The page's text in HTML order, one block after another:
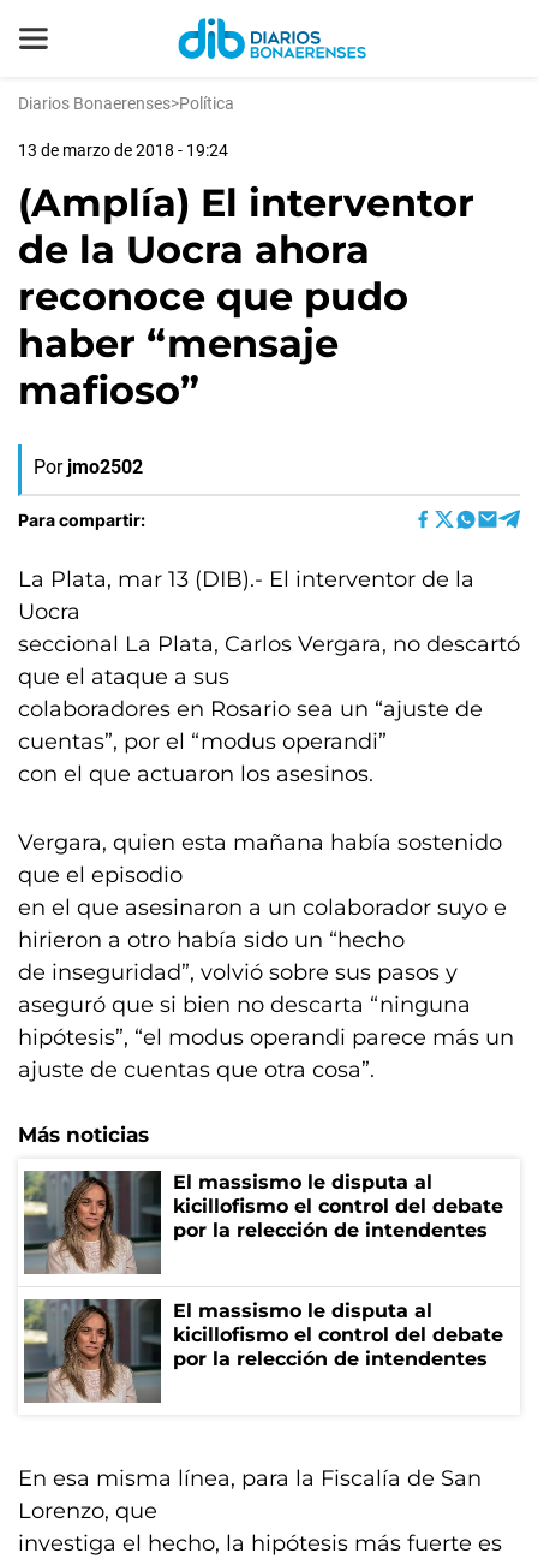
Diarios Bonaerenses>Política
13 de marzo de 2018 - 19:24
(Amplía) El interventor
de la Uocra ahora
reconoce que pudo
haber “mensaje
mafioso”
Por jmo2502
Para compartir:
La Plata, mar 13 (DIB).- El interventor de la
Uocra
seccional La Plata, Carlos Vergara, no descartó
que el ataque a sus
colaboradores en Rosario sea un “ajuste de
cuentas”, por el “modus operandi”
con el que actuaron los asesinos.
Vergara, quien esta mañana había sostenido
que el episodio
en el que asesinaron a un colaborador suyo e
hirieron a otro había sido un “hecho
de inseguridad”, volvió sobre sus pasos y
aseguró que si bien no descarta “ninguna
hipótesis”, “el modus operandi parece más un
ajuste de cuentas que otra cosa”.
Más noticias
El massismo le disputa al
kicillofismo el control del debate
por la relección de intendentes
El massismo le disputa al
kicillofismo el control del debate
por la relección de intendentes
En esa misma línea, para la Fiscalía de San
Lorenzo, que
investiga el hecho, la hipótesis más fuerte es